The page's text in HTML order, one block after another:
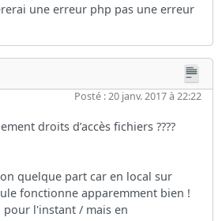
une erreur php pas une erreur
Posté : 20 janv. 2017 à 22:22
droits d’accès fichiers ????
quelque part car en local sur
fonctionne apparemment bien !
l'instant / mais en